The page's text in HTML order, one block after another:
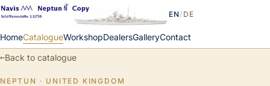
HomeCatalogueWorkshopDealersGalleryContact
EN/ DE
←Back to catalogue
NEPTUN · UNITED KINGDOM